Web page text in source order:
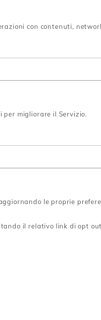
con contenuti,
migliorare il Servizio.
le proprie
il relativo link di opt